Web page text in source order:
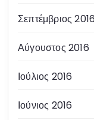
Σεπτέμβριος 2016
Αύγουστος 2016
Ιούλιος 2016
Ιούνιος 2016